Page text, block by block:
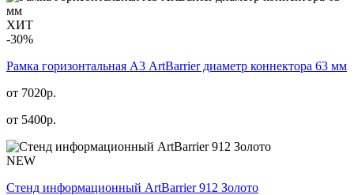
ХИТ
-30%
Рамка горизонтальная А3 ArtBarrier диаметр коннектора 63 мм
от 7020р.
от 5400р.
NEW
Стенд информационный АrtBarrier 912 Золото